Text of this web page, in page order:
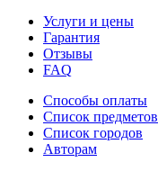
Услуги и цены
Гарантия
Отзывы
FAQ
Способы оплаты
Список предметов
Список городов
Авторам